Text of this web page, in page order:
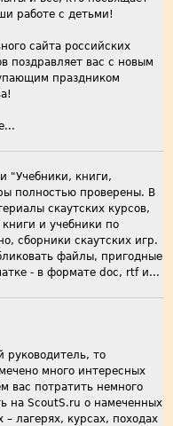
работе с детьми!
сайта российских
поздравляет вас с новым
праздником
"Учебники, книги,
полностью проверены. В
скаутских курсов,
и учебники по
сборники скаутских игр.
файлы, пригодные
- в формате doc, rtf и...
руководитель, то
много интересных
вас потратить немного
на ScoutS.ru о намеченных
– лагерях, курсах, походах